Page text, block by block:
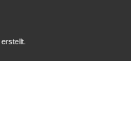
erstellt.